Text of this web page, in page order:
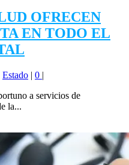
OFRECEN
EN TODO EL
Estado | 0 |
a servicios de
la...